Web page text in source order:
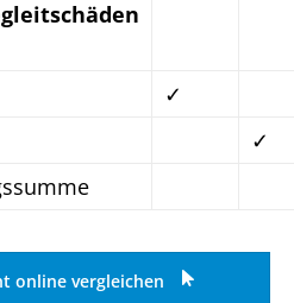
✓
✓
online vergleichen